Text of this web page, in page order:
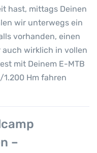
hast, mittags Deinen
wir unterwegs ein
vorhanden, einen
auch wirklich in vollen
mit Deinem E-MTB
Hm fahren
–